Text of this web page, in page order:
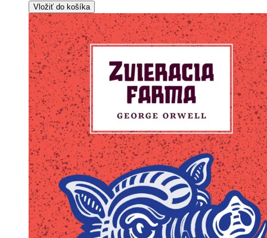
Vložiť do košíka